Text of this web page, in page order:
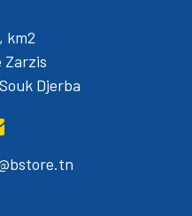
km2
Zarzis
Djerba